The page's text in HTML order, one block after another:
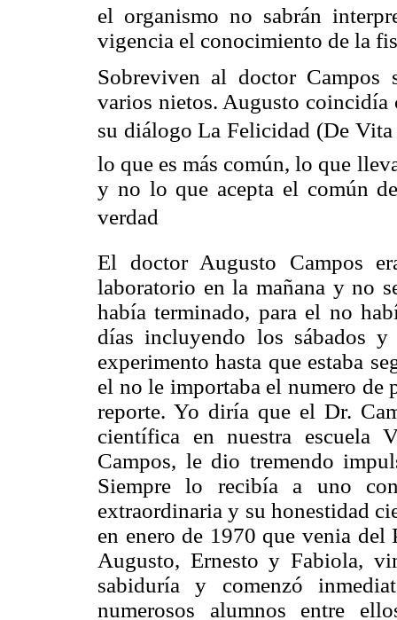
el organismo no sabrán
vigencia el conocimiento de la
Sobreviven al doctor
varios nietos. Augusto coincidía
su diálogo La Felicidad (De Vita
lo que es más común, lo que
y no lo que acepta el común
verdad
El doctor Augusto Campos
laboratorio en la mañana y no
había terminado, para el no
días incluyendo los sábados
experimento hasta que estaba
el no le importaba el numero
reporte. Yo diría que el Dr.
científica en nuestra escuela
Campos, le dio tremendo
Siempre lo recibía a uno
extraordinaria y su honestidad
en enero de 1970 que venia
Augusto, Ernesto y Fabiola,
sabiduría y comenzó
numerosos alumnos entre